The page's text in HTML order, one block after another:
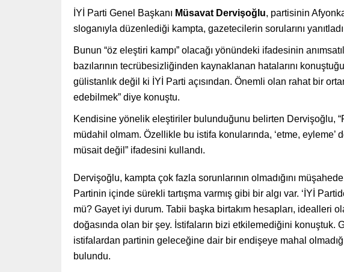
İYİ Parti Genel Başkanı Müsavat Dervişoğlu, partisinin
sloganıyla düzenlediği kampta, gazetecilerin sorularını
Bunun “öz eleştiri kampı” olacağı yönündeki ifadesinin
bazılarının tecrübesizliğinden kaynaklanan hatalarını
gülistanlık değil ki İYİ Parti açısından. Önemli olan rahat bir
edebilmek” diye konuştu.
Kendisine yönelik eleştiriler bulunduğunu belirten Dervişoğlu,
müdahil olmam. Özellikle bu istifa konularında, ‘etme,
müsait değil” ifadesini kullandı.
Dervişoğlu, kampta çok fazla sorunlarının olmadığını
Partinin içinde sürekli tartışma varmış gibi bir algı var. ‘İYİ
mü? Gayet iyi durum. Tabii başka birtakım hesapları, idealleri
doğasında olan bir şey. İstifaların bizi etkilemediğini konuştuk.
istifalardan partinin geleceğine dair bir endişeye mahal
bulundu.